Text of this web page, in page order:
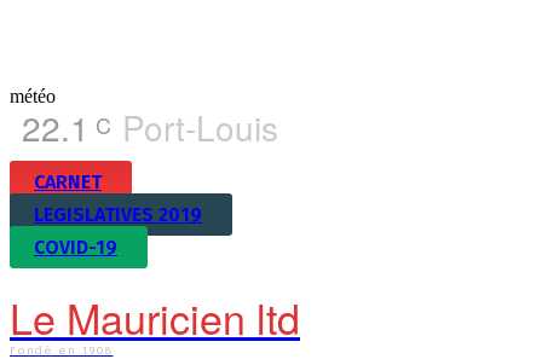
météo
22.1 C Port-Louis
CARNET
LEGISLATIVES 2019
COVID-19
Le Mauricien ltd
Fondé en 1908